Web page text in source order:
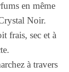
en même
Noir.
frais, sec et à
à travers